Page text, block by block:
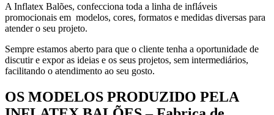
A Inflatex Balões, confecciona toda a linha de infláveis
promocionais em modelos, cores, formatos e medidas diversas para
atender o seu projeto.
Sempre estamos aberto para que o cliente tenha a oportunidade de
discutir e expor as ideias e os seus projetos, sem intermediários,
facilitando o atendimento ao seu gosto.
OS MODELOS PRODUZIDO PELA